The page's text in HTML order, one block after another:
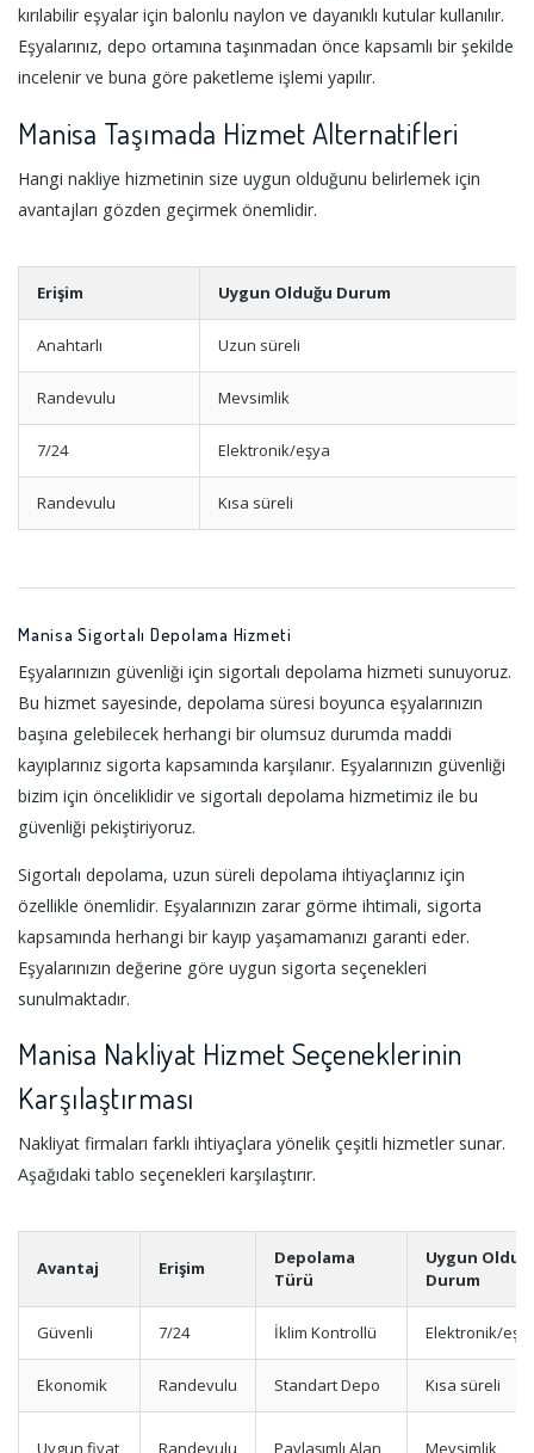
kırılabilir eşyalar için balonlu naylon ve dayanıklı kutular kullanılır.
Eşyalarınız, depo ortamına taşınmadan önce kapsamlı bir şekilde
incelenir ve buna göre paketleme işlemi yapılır.
Manisa Taşımada Hizmet Alternatifleri
Hangi nakliye hizmetinin size uygun olduğunu belirlemek için
avantajları gözden geçirmek önemlidir.
Erişim Uygun Olduğu Durum
Anahtarlı Uzun süreli
Randevulu Mevsimlik
7/24 Elektronik/eşya
Randevulu Kısa süreli
Manisa Sigortalı Depolama Hizmeti
Eşyalarınızın güvenliği için sigortalı depolama hizmeti sunuyoruz.
Bu hizmet sayesinde, depolama süresi boyunca eşyalarınızın
başına gelebilecek herhangi bir olumsuz durumda maddi
kayıplarınız sigorta kapsamında karşılanır. Eşyalarınızın güvenliği
bizim için önceliklidir ve sigortalı depolama hizmetimiz ile bu
güvenliği pekiştiriyoruz.
Sigortalı depolama, uzun süreli depolama ihtiyaçlarınız için
özellikle önemlidir. Eşyalarınızın zarar görme ihtimali, sigorta
kapsamında herhangi bir kayıp yaşamamanızı garanti eder.
Eşyalarınızın değerine göre uygun sigorta seçenekleri
sunulmaktadır.
Manisa Nakliyat Hizmet Seçeneklerinin
Karşılaştırması
Nakliyat firmaları farklı ihtiyaçlara yönelik çeşitli hizmetler sunar.
Aşağıdaki tablo seçenekleri karşılaştırır.
Avantaj Erişim
Depolama
Türü
Uygun
Durum
Güvenli 7/24 İklim Kontrollü Elektronik/
Ekonomik Randevulu Standart Depo Kısa süreli
Uygun fiyat Randevulu Paylaşımlı Alan Mevsimlik